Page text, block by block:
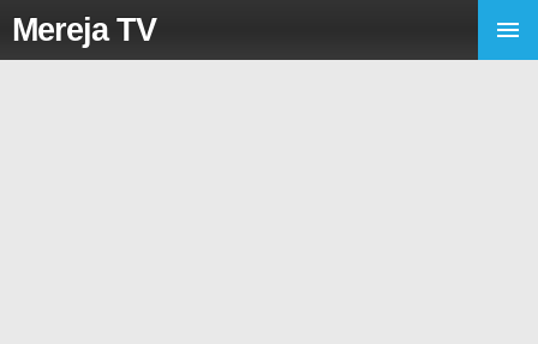
Mereja TV